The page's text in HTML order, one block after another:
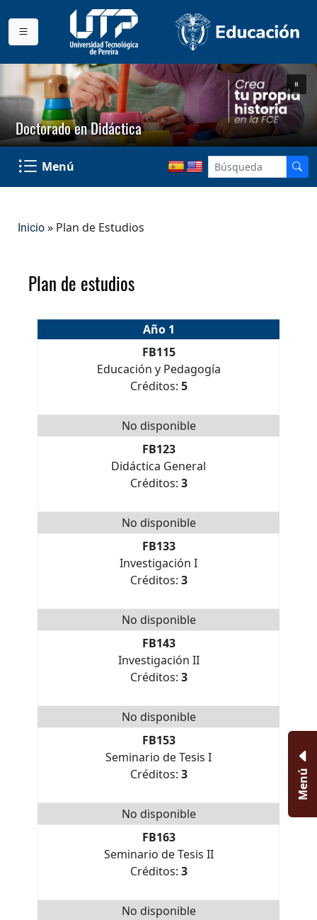
Doctorado en Didáctica
Menú
Inicio » Plan de Estudios
Plan de estudios
Año 1
FB115
Educación y Pedagogía
Créditos: 5
No disponible
FB123
Didáctica General
Créditos: 3
No disponible
FB133
Investigación I
Créditos: 3
No disponible
FB143
Investigación II
Créditos: 3
No disponible
FB153
Seminario de Tesis I
Créditos: 3
No disponible
FB163
Seminario de Tesis II
Créditos: 3
No disponible
Menú